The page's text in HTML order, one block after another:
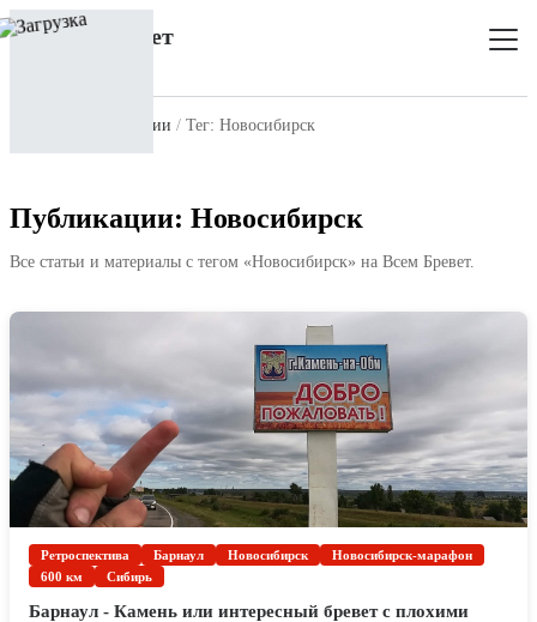
Публикации Тег: Новосибирск
Публикации: Новосибирск
Все статьи и материалы с тегом «Новосибирск» на Всем Бревет.
Ретроспектива Барнаул Новосибирск
Новосибирск-марафон
600 км
Сибирь
Барнаул - Камень или интересный бревет с плохими